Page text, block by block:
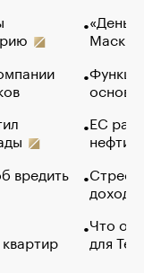
вредить
Маск в
основ
ЕС
нефти
Что
для